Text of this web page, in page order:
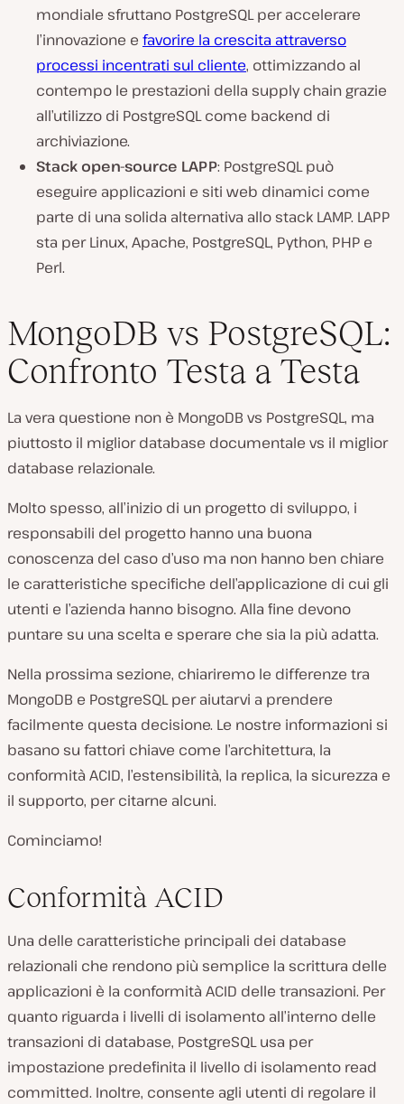
mondiale sfruttano PostgreSQL per accelerare
l’innovazione e favorire la crescita attraverso
processi incentrati sul cliente, ottimizzando al
contempo le prestazioni della supply chain grazie
all’utilizzo di PostgreSQL come backend di
archiviazione.
Stack open-source LAPP: PostgreSQL può
eseguire applicazioni e siti web dinamici come
parte di una solida alternativa allo stack LAMP. LAPP
sta per Linux, Apache, PostgreSQL, Python, PHP e
Perl.
MongoDB vs PostgreSQL:
Confronto Testa a Testa
La vera questione non è MongoDB vs PostgreSQL, ma
piuttosto il miglior database documentale vs il miglior
database relazionale.
Molto spesso, all’inizio di un progetto di sviluppo, i
responsabili del progetto hanno una buona
conoscenza del caso d’uso ma non hanno ben chiare
le caratteristiche specifiche dell’applicazione di cui gli
utenti e l’azienda hanno bisogno. Alla fine devono
puntare su una scelta e sperare che sia la più adatta.
Nella prossima sezione, chiariremo le differenze tra
MongoDB e PostgreSQL per aiutarvi a prendere
facilmente questa decisione. Le nostre informazioni si
basano su fattori chiave come l’architettura, la
conformità ACID, l’estensibilità, la replica, la sicurezza e
il supporto, per citarne alcuni.
Cominciamo!
Conformità ACID
Una delle caratteristiche principali dei database
relazionali che rendono più semplice la scrittura delle
applicazioni è la conformità ACID delle transazioni. Per
quanto riguarda i livelli di isolamento all’interno delle
transazioni di database, PostgreSQL usa per
impostazione predefinita il livello di isolamento read
committed. Inoltre, consente agli utenti di regolare il